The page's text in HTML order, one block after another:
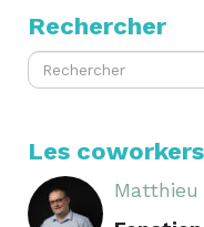
Rechercher
Les
Matthieu